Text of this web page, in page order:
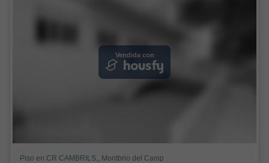
Vendida con
Piso en CR CAMBRILS,, Montbrio del Camp